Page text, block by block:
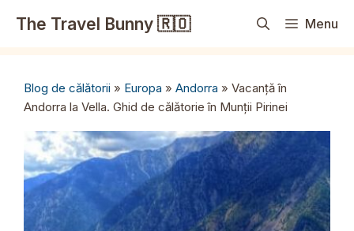
The Travel Bunny 🇷🇴 Menu
Blog de călătorii » Europa » Andorra » Vacanță în
Andorra la Vella. Ghid de călătorie în Munții Pirinei